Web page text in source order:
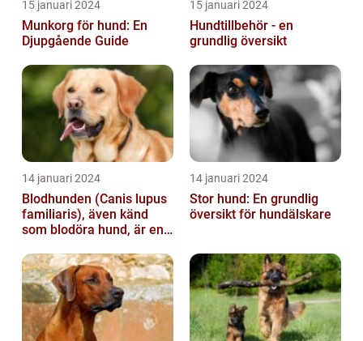
15 januari 2024
Munkorg för hund: En
Djupgående Guide
15 januari 2024
Hundtillbehör - en
grundlig översikt
14 januari 2024
Blodhunden (Canis lupus
familiaris), även känd
som blodöra hund, är en
kara...
14 januari 2024
Stor hund: En grundlig
översikt för hundälskare